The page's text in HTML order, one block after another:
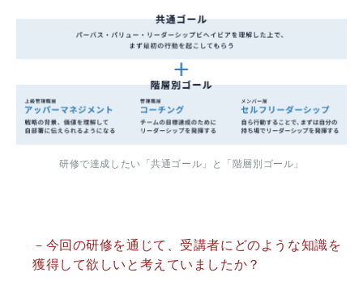
研修で達成したい「共通ゴール」と「階層別ゴール」
－今回の研修を通じて、受講者にどのような知識を
獲得して欲しいと考えていましたか？